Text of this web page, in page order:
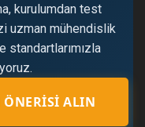
kurulumdan test
uzman mühendislik
standartlarımızla
ÖNERISI ALIN